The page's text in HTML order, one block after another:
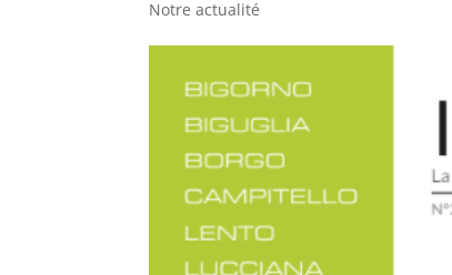
Notre actualité